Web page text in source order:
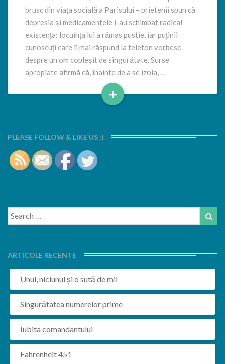
brusc din viața socială a Parisului – prietenii spun că
depresia și medicamentele i-au schimbat radical
existența: locuința lui a rămas pustie, iar puținii
cunoscuți care îi mai răspund la telefon vorbesc
despre un om copleșit de singurătate. Surse
apropiate afirmă că, înainte de a se izola, …
+
Read
PLEASE FOLLOW & LIKE US :)
Search
for:
ARTICOLE RECENTE
Unul, niciunul și o sută de mii
Singurătatea numerelor prime
Iubita comandantului
Fahrenheit 451